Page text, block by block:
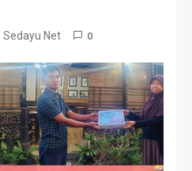
Sedayu Net 0